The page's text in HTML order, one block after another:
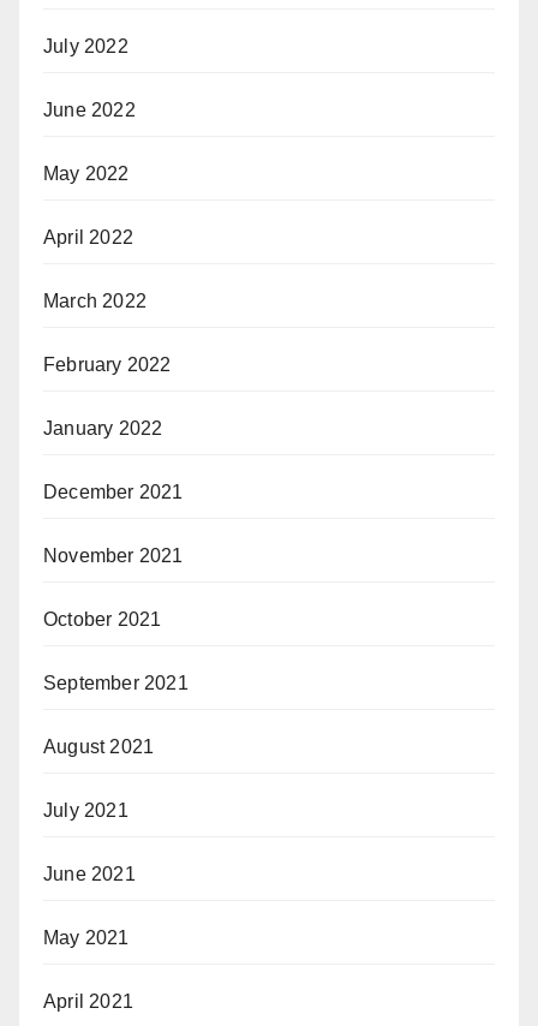
July 2022
June 2022
May 2022
April 2022
March 2022
February 2022
January 2022
December 2021
November 2021
October 2021
September 2021
August 2021
July 2021
June 2021
May 2021
April 2021